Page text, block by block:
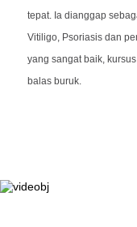
tepat. Ia dianggap
Vitiligo, Psoriasis dan
yang sangat baik,
balas buruk.